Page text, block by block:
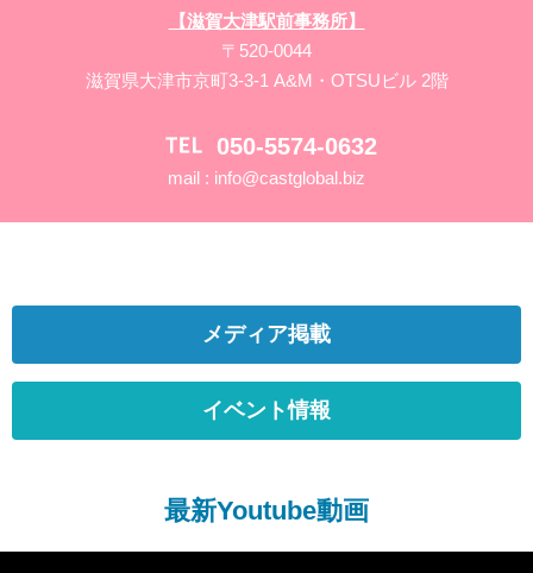
【滋賀大津駅前事務所】
〒520-0044
滋賀県大津市京町3-3-1 A&M・OTSUビル 2階
050-5574-0632
mail : info@castglobal.biz
メディア掲載
イベント情報
最新Youtube動画